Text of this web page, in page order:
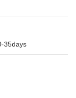
35days